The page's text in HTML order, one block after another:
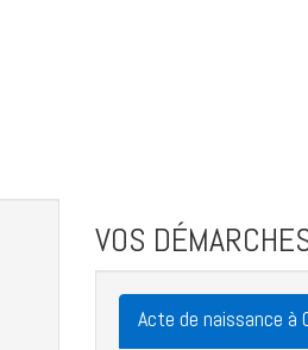
VOS
Acte de naissance à